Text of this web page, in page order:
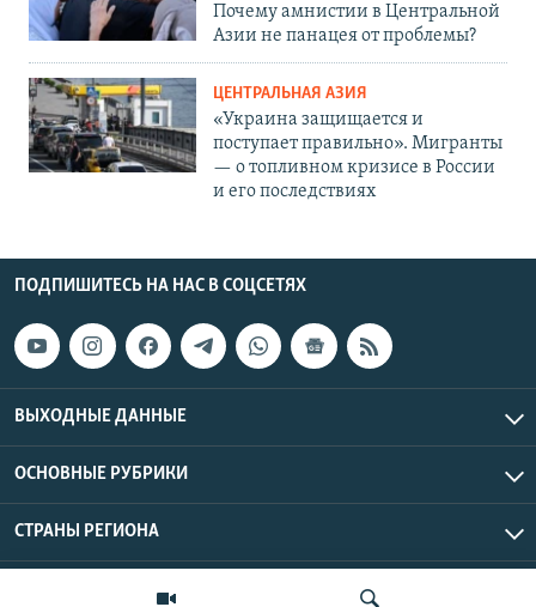
Почему амнистии в Центральной
Азии не панацея от проблемы?
ЦЕНТРАЛЬНАЯ АЗИЯ
«Украина защищается и
поступает правильно». Мигранты
— о топливном кризисе в России
и его последствиях
ПОДПИШИТЕСЬ НА НАС В СОЦСЕТЯХ
ВЫХОДНЫЕ ДАННЫЕ
ОСНОВНЫЕ РУБРИКИ
СТРАНЫ РЕГИОНА
Азаттык Азия © 2026 RFE/RL, Inc. | Все права защищены.